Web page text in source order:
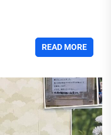
READ MORE